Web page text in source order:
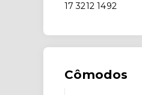
17 3212 1492
Cômodos